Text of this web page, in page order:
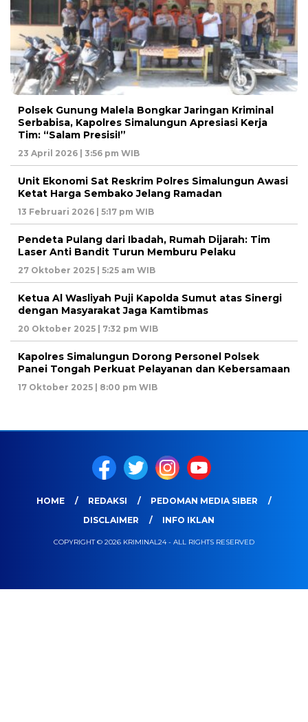
Polsek Gunung Malela Bongkar Jaringan Kriminal
Serbabisa, Kapolres Simalungun Apresiasi Kerja
Tim: “Salam Presisi!”
23 April 2026 | 3:56 pm WIB
Unit Ekonomi Sat Reskrim Polres Simalungun Awasi
Ketat Harga Sembako Jelang Ramadan
13 Februari 2026 | 5:17 pm WIB
Pendeta Pulang dari Ibadah, Rumah Dijarah: Tim
Laser Anti Bandit Turun Memburu Pelaku
27 Oktober 2025 | 5:25 am WIB
Ketua Al Wasliyah Puji Kapolda Sumut atas Sinergi
dengan Masyarakat Jaga Kamtibmas
20 Oktober 2025 | 7:32 pm WIB
Kapolres Simalungun Dorong Personel Polsek
Panei Tongah Perkuat Pelayanan dan Kebersamaan
17 Oktober 2025 | 8:00 pm WIB
HOME REDAKSI
PEDOMAN MEDIA SIBER
DISCLAIMER
INFO IKLAN
COPYRIGHT © 2026 KRIMINAL24 - ALL RIGHTS RESERVED